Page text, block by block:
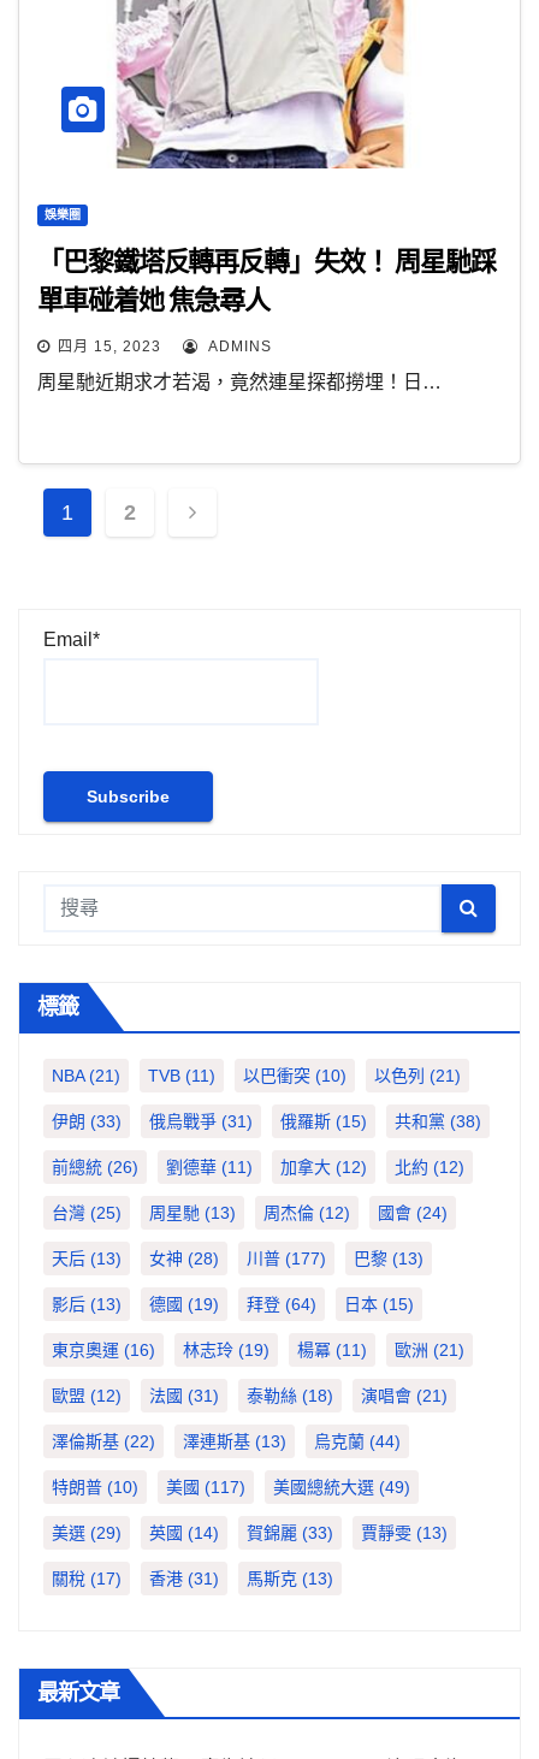
娛樂圈
「巴黎鐵塔反轉再反轉」失效！ 周星馳踩
單車碰着她 焦急尋人
四月 15, 2023 ADMINS
周星馳近期求才若渴，竟然連星探都撈埋！日…
文
頁
1 2
Email*
標籤
NBA(21) TVB (11) 以巴衝突 (10) 以色列 (21)
伊朗 (33) 俄烏戰爭 (31) 俄羅斯 (15) 共和黨 (38)
前總統 (26) 劉德華 (11) 加拿大 (12) 北約 (12)
台灣 (25) 周星馳 (13) 周杰倫 (12) 國會 (24)
天后 (13) 女神 (28) 川普 (177) 巴黎 (13)
影后 (13) 德國 (19) 拜登 (64) 日本 (15)
東京奧運 (16) 林志玲 (19) 楊冪 (11) 歐洲 (21)
歐盟 (12) 法國 (31) 泰勒絲 (18) 演唱會 (21)
澤倫斯基 (22) 澤連斯基 (13) 烏克蘭 (44)
特朗普 (10) 美國 (117) 美國總統大選 (49)
美選 (29) 英國 (14) 賀錦麗 (33) 賈靜雯 (13)
關稅 (17) 香港 (31) 馬斯克 (13)
最新文章